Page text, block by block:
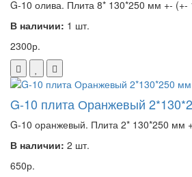
G-10 олива. Плита 8* 130*250 мм +-
В наличии: 1 шт.
2300р.
G-10 плита Оранжевый
G-10 оранжевый. Плита 2* 130*250 мм
В наличии: 2 шт.
650р.